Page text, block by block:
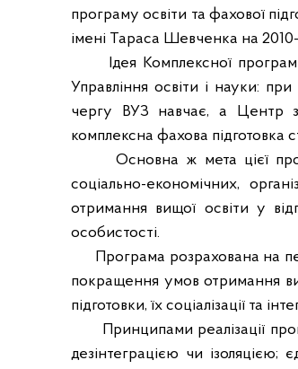
програму освіти та фахової
імені Тараса Шевченка на
Ідея Комплексної
Управління освіти і науки:
чергу ВУЗ навчає, а Центр
комплексна фахова підготовка
Основна ж мета цієї
соціально-економічних,
отримання вищої освіти у
особистості.
Програма розрахована на
покращення умов отримання
підготовки, їх соціалізації та
Принципами реалізації
дезінтеграцією чи ізоляцією;